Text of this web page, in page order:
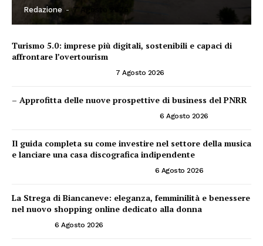
Redazione - 7 Agosto 2026
Turismo 5.0: imprese più digitali, sostenibili e capaci di
affrontare l’overtourism
7 Agosto 2026
– Approfitta delle nuove prospettive di business del PNRR
6 Agosto 2026
Il guida completa su come investire nel settore della musica
e lanciare una casa discografica indipendente
6 Agosto 2026
La Strega di Biancaneve: eleganza, femminilità e benessere
nel nuovo shopping online dedicato alla donna
6 Agosto 2026